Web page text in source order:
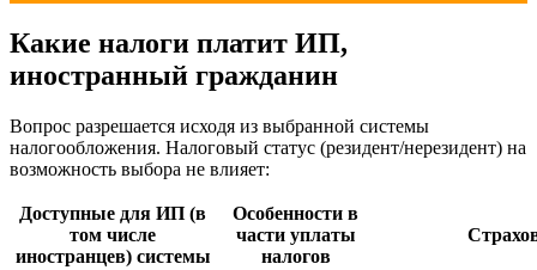
Какие налоги платит ИП,
иностранный гражданин
Вопрос разрешается исходя из выбранной системы
налогообложения. Налоговый статус (резидент/нерезидент) на
возможность выбора не влияет:
Доступные для ИП (в
том числе
иностранцев) системы
Особенности в
части уплаты
налогов